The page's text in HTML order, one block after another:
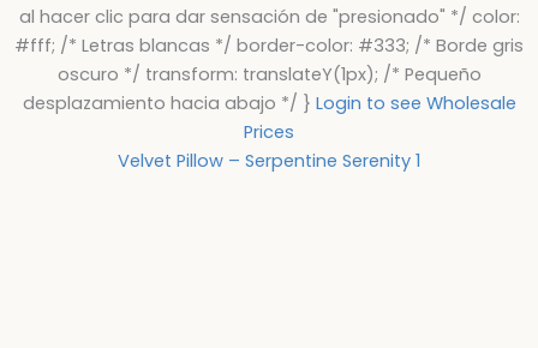
al hacer clic para dar sensación de "presionado" */ color:
#fff; /* Letras blancas */ border-color: #333; /* Borde gris
oscuro */ transform: translateY(1px); /* Pequeño
desplazamiento hacia abajo */ } Login to see Wholesale
Prices
Velvet Pillow – Serpentine Serenity 1